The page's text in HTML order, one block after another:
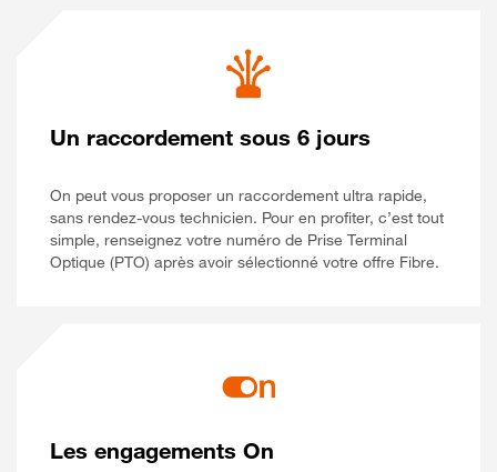
Un raccordement sous 6 jours
On peut vous proposer un raccordement ultra rapide,
sans rendez-vous technicien. Pour en profiter, c’est tout
simple, renseignez votre numéro de Prise Terminal
Optique (PTO) après avoir sélectionné votre offre Fibre.
Les engagements On